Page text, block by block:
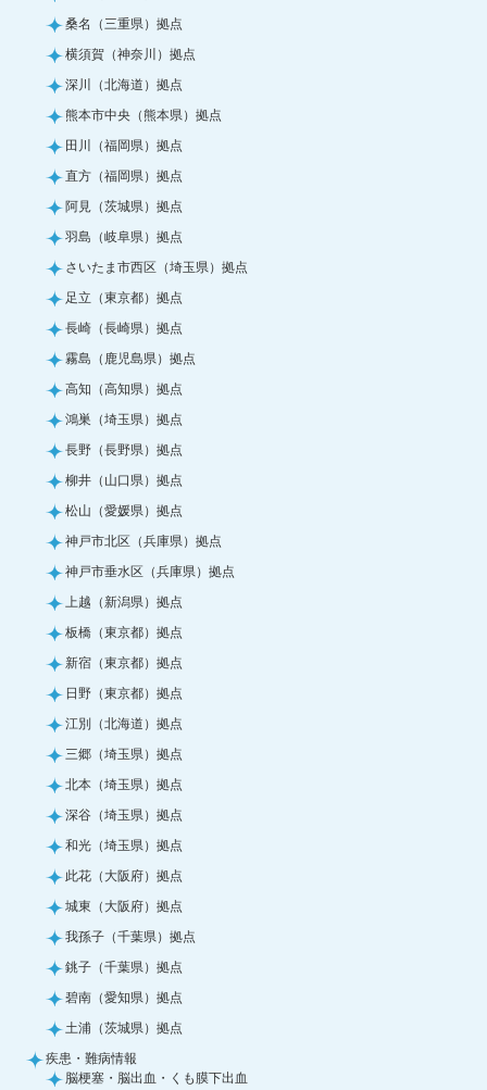
桑名（三重県）拠点
横須賀（神奈川）拠点
深川（北海道）拠点
熊本市中央（熊本県）拠点
田川（福岡県）拠点
直方（福岡県）拠点
阿見（茨城県）拠点
羽島（岐阜県）拠点
さいたま市西区（埼玉県）拠点
足立（東京都）拠点
長崎（長崎県）拠点
霧島（鹿児島県）拠点
高知（高知県）拠点
鴻巣（埼玉県）拠点
長野（長野県）拠点
柳井（山口県）拠点
松山（愛媛県）拠点
神戸市北区（兵庫県）拠点
神戸市垂水区（兵庫県）拠点
上越（新潟県）拠点
板橋（東京都）拠点
新宿（東京都）拠点
日野（東京都）拠点
江別（北海道）拠点
三郷（埼玉県）拠点
北本（埼玉県）拠点
深谷（埼玉県）拠点
和光（埼玉県）拠点
此花（大阪府）拠点
城東（大阪府）拠点
我孫子（千葉県）拠点
銚子（千葉県）拠点
碧南（愛知県）拠点
土浦（茨城県）拠点
疾患・難病情報
脳梗塞・脳出血・くも膜下出血